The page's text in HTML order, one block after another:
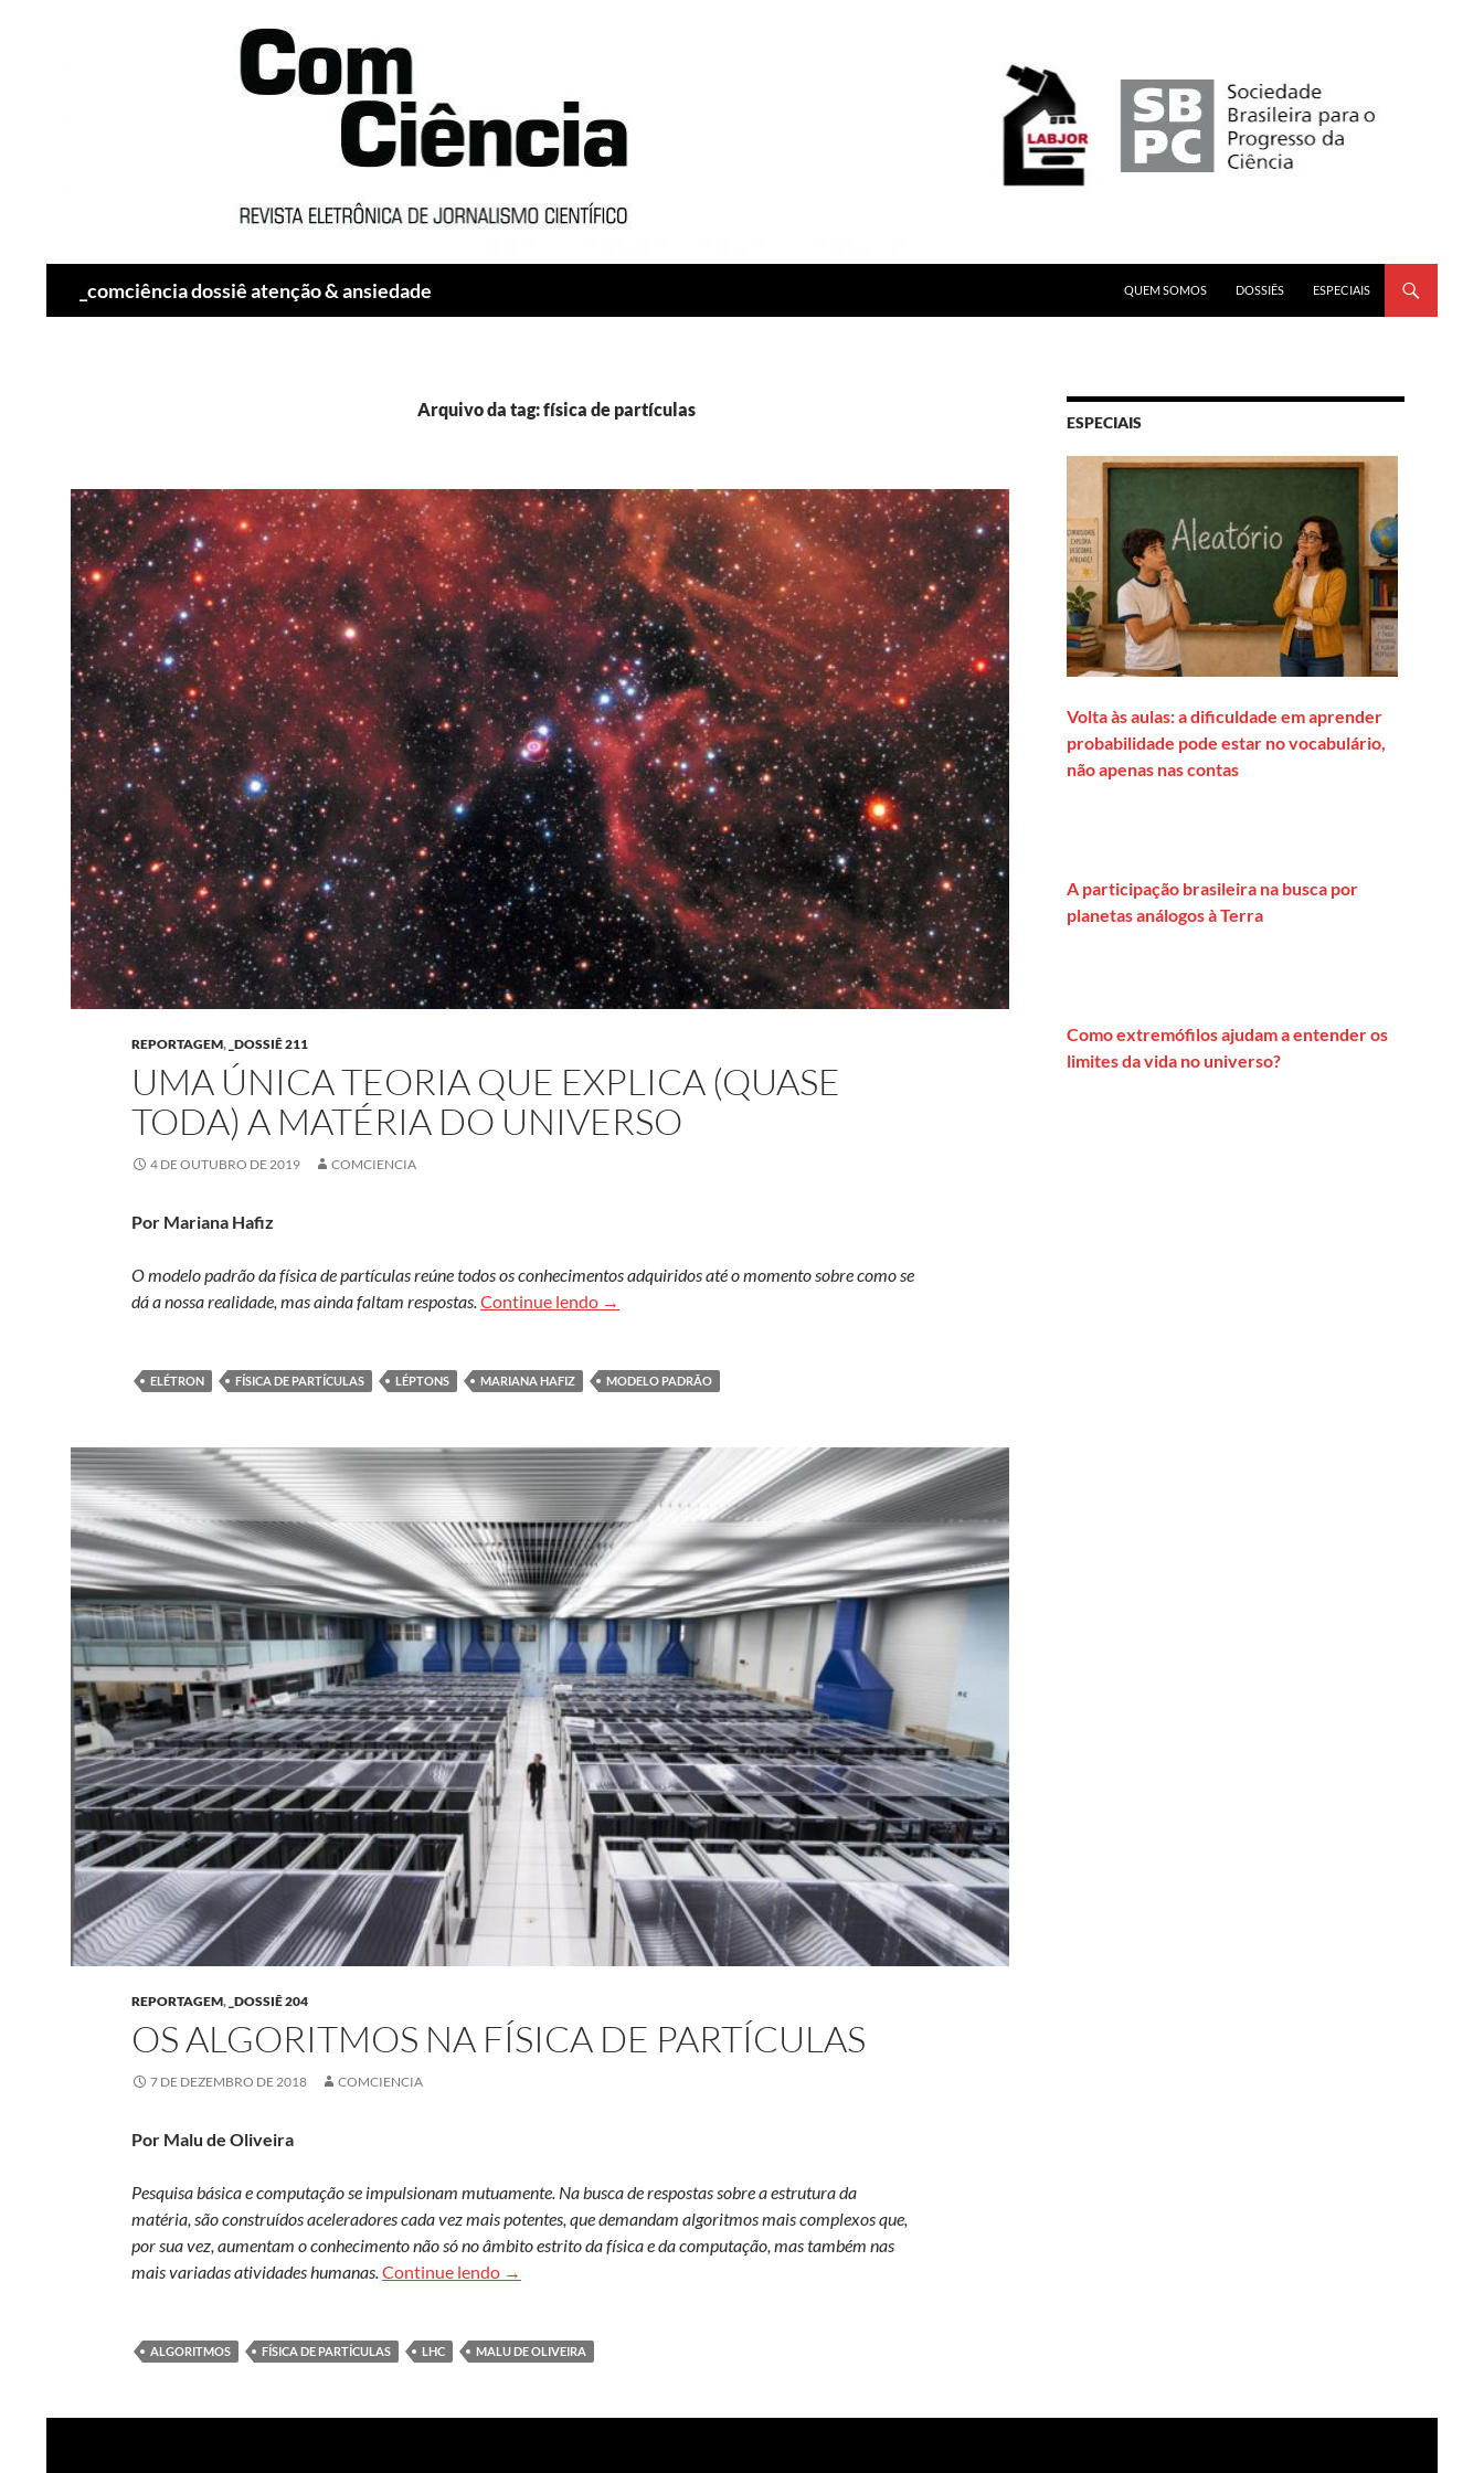
_comciência dossiê atenção & ansiedade
QUEM SOMOS
DOSSIÊS ESPECIAIS
Arquivo da tag: física de partículas
REPORTAGEM, _DOSSIÊ 211
UMA ÚNICA TEORIA QUE EXPLICA (QUASE
TODA) A MATÉRIA DO UNIVERSO
4 DE OUTUBRO DE 2019 COMCIENCIA
Por Mariana Hafiz
O modelo padrão da física de partículas reúne todos os conhecimentos adquiridos até o momento sobre como se
dá a nossa realidade, mas ainda faltam respostas. Continue lendo Uma única teoria que explica (quase toda) a matéria do universo
→
ELÉTRON FÍSICA DE PARTÍCULAS LÉPTONS MARIANA HAFIZ MODELO PADRÃO
REPORTAGEM, _DOSSIÊ 204
OS ALGORITMOS NA FÍSICA DE PARTÍCULAS
7 DE DEZEMBRO DE 2018 COMCIENCIA
Por Malu de Oliveira
Pesquisa básica e computação se impulsionam mutuamente. Na busca de respostas sobre a estrutura da
matéria, são construídos aceleradores cada vez mais potentes, que demandam algoritmos mais complexos que,
por sua vez, aumentam o conhecimento não só no âmbito estrito da física e da computação, mas também nas
mais variadas atividades humanas.Continue lendo Os algoritmos na física de partículas
→
ALGORITMOS FÍSICA DE PARTÍCULAS LHC MALU DE OLIVEIRA
ESPECIAIS
Volta às aulas: a dificuldade em aprender
probabilidade pode estar no vocabulário,
não apenas nas contas
A participação brasileira na busca por
planetas análogos à Terra
Como extremófilos ajudam a entender os
limites da vida no universo?